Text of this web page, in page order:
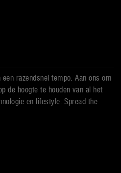
razendsnel tempo. Aan ons om
de hoogte te houden van al het
en lifestyle. Spread the